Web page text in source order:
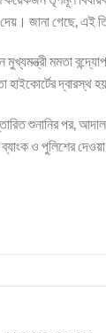
দেয়। জানা গেছে,
মমতা
হাইকোর্টের দ্বারস্থ
শুনানির পর,
ও পুলিশের